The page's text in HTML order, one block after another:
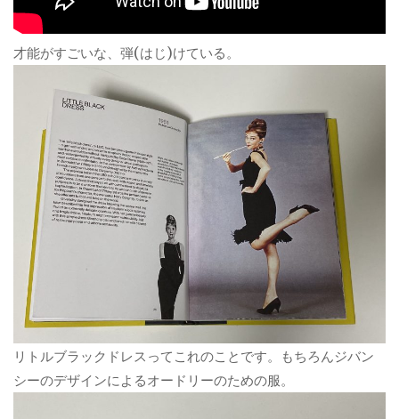
才能がすごいな、弾(はじ)けている。
リトルブラックドレスってこれのことです。もちろんジバン
シーのデザインによるオードリーのための服。